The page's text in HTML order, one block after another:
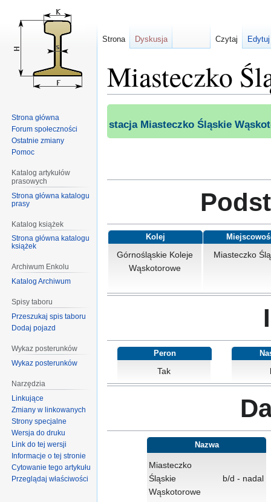
Miasteczko
do
nawigacji
do
wyszukiwania
stacja Miasteczko Śląskie
Kolej
Górnośląskie Koleje
Wąskotorowe
Miasteczko
Peron
Tak
Nazwa
Miasteczko
Śląskie
Wąskotorowe
b/d - nadal
Strona Dyskusja Czytaj
Strona główna
Forum społeczności
Ostatnie zmiany
Pomoc
Katalog artykułów
prasowych
Strona główna katalogu
prasy
Katalog książek
Strona główna katalogu
książek
Archiwum Enkolu
Katalog Archiwum
Spisy taboru
Przeszukaj spis taboru
Dodaj pojazd
Wykaz posterunków
Wykaz posterunków
Narzędzia
Linkujące
Zmiany w linkowanych
Strony specjalne
Wersja do druku
Link do tej wersji
Informacje o tej stronie
Cytowanie tego artykułu
Przeglądaj właściwości